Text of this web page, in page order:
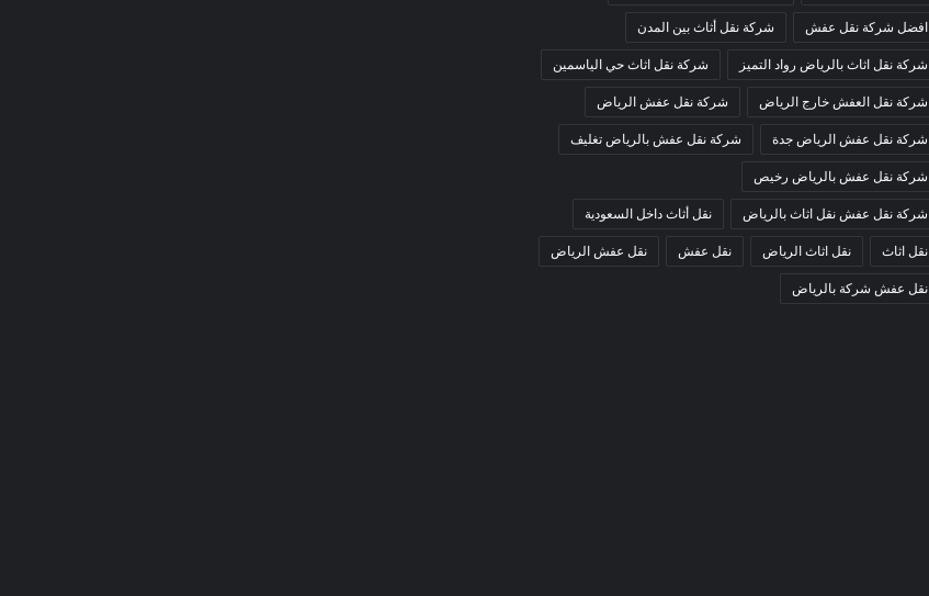
افضل شركة نقل عفش شركة نقل أثاث بين المدن
شركة نقل اثاث بالرياض رواد التميز شركة نقل اثاث حي الياسمين
شركة نقل العفش خارج الرياض شركة نقل عفش الرياض
شركة نقل عفش الرياض جدة شركة نقل عفش بالرياض تغليف
شركة نقل عفش بالرياض رخيص
شركة نقل عفش نقل اثاث بالرياض نقل أثاث داخل السعودية
نقل اثاث نقل اثاث الرياض نقل عفش نقل عفش الرياض
نقل عفش شركة بالرياض